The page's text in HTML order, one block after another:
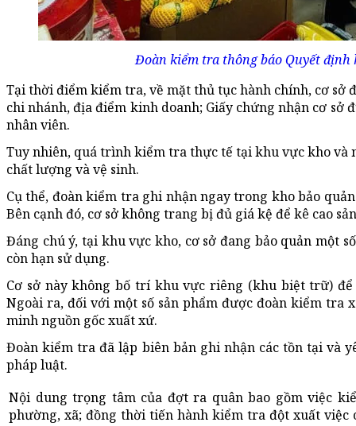
Đoàn kiểm tra thông báo Quyết
Tại thời điểm kiểm tra, về mặt thủ tục hành chính, cơ
chi nhánh, địa điểm kinh doanh; Giấy chứng nhận cơ sở
nhân viên.
Tuy nhiên, quá trình kiểm tra thực tế tại khu vực kho và
chất lượng và vệ sinh.
Cụ thể, đoàn kiểm tra ghi nhận ngay trong kho bảo
Bên cạnh đó, cơ sở không trang bị đủ giá kệ để kê cao
Đáng chú ý, tại khu vực kho, cơ sở đang bảo quản một
còn hạn sử dụng.
Cơ sở này không bố trí khu vực riêng (khu biệt trữ)
Ngoài ra, đối với một số sản phẩm được đoàn kiểm tra
minh nguồn gốc xuất xứ.
Đoàn kiểm tra đã lập biên bản ghi nhận các tồn tại và
pháp luật.
Nội dung trọng tâm của đợt ra quân bao gồm việc
phường, xã; đồng thời tiến hành kiểm tra đột xuất việc